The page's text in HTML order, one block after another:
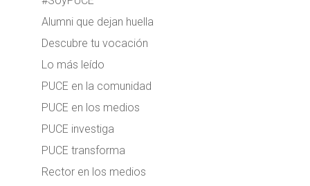
Alumni que dejan huella
Descubre tu vocación
Lo más leído
PUCE en la comunidad
PUCE en los medios
PUCE investiga
PUCE transforma
Rector en los medios